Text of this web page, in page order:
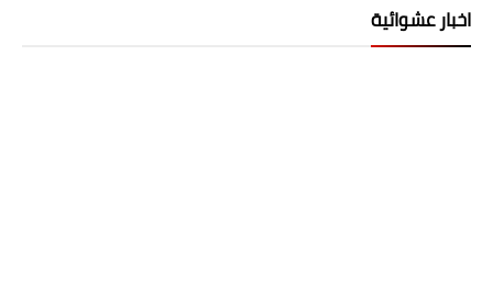
اخبار عشوائية